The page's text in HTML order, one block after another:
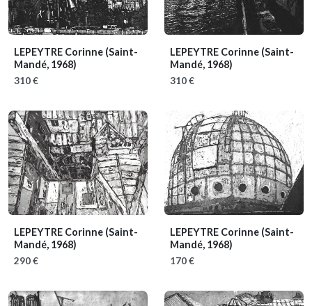
LEPEYTRE Corinne (Saint-
Mandé, 1968)
310 €
LEPEYTRE Corinne (Saint-
Mandé, 1968)
310 €
LEPEYTRE Corinne (Saint-
Mandé, 1968)
290 €
LEPEYTRE Corinne (Saint-
Mandé, 1968)
170 €